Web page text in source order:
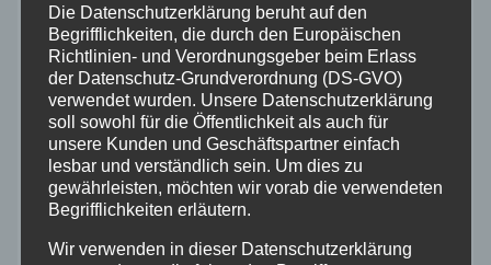
August 2026
Juli 2026
Juni 2026
Mai 2026
April 2026
Die Datenschutzerklärung beruht auf den
Begrifflichkeiten, die durch den Europäischen
Richtlinien- und Verordnungsgeber beim Erlass
der Datenschutz-Grundverordnung (DS-GVO)
verwendet wurden. Unsere Datenschutzerklärung
soll sowohl für die Öffentlichkeit als auch für
unsere Kunden und Geschäftspartner einfach
lesbar und verständlich sein. Um dies zu
gewährleisten, möchten wir vorab die verwendeten
Begrifflichkeiten erläutern.
Wir verwenden in dieser Datenschutzerklärung